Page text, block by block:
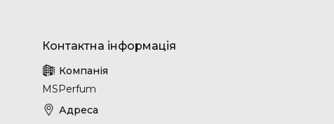
MSPerfum